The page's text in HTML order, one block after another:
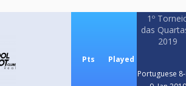
Pts Played
1º
das
2019
Portuguese